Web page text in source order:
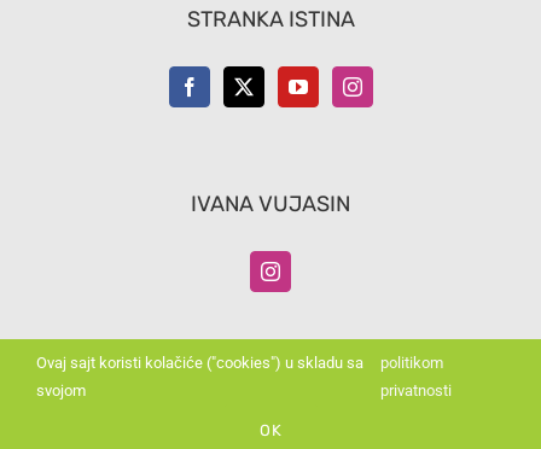
STRANKA ISTINA
IVANA VUJASIN
Politika privatnosti
Ovaj sajt koristi kolačiće ("cookies") u skladu sa
svojom
politikom
privatnosti
OK